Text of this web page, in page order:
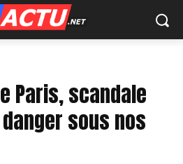
Paris, scandale
sous nos